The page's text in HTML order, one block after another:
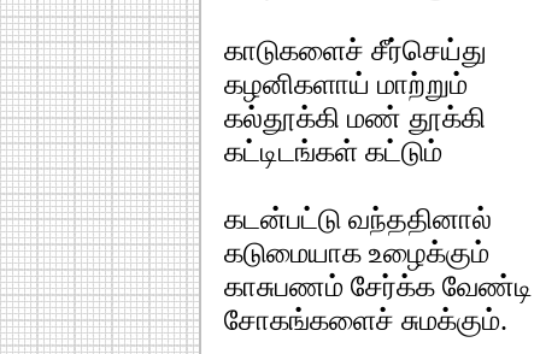
காடுகளைச் சீர்செய்து
கழனிகளாய் மாற்றும்
கல்தூக்கி மண் தூக்கி
கட்டிடங்கள் கட்டும்
கடன்பட்டு வந்ததினால்
கடுமையாக உழைக்கும்
காசுபணம் சேர்க்க வேண்டி
சோகங்களைச் சுமக்கும்.